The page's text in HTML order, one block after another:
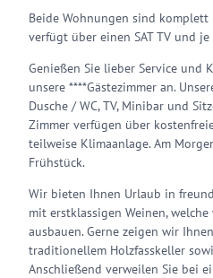
Beide Wohnungen sind komplett
verfügt über einen SAT TV und
Genießen Sie lieber Service und
unsere ****Gästezimmer an.
Dusche / WC, TV, Minibar und
Zimmer verfügen über
teilweise Klimaanlage. Am
Frühstück.
Wir bieten Ihnen Urlaub in
mit erstklassigen Weinen,
ausbauen. Gerne zeigen wir
traditionellem Holzfasskeller
Anschließend verweilen Sie bei